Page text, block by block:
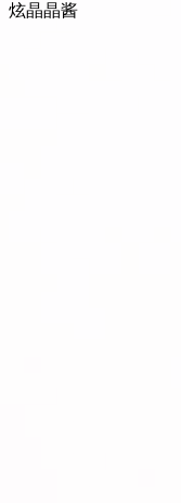
炫晶晶酱